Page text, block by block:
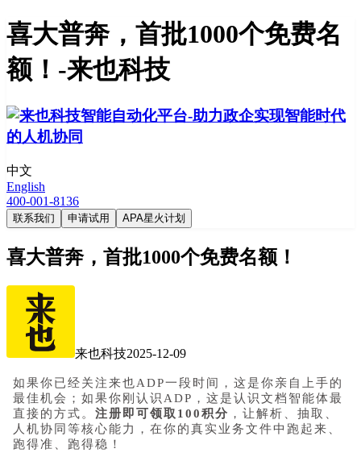
喜大普奔，首批1000个免费名
额！-来也科技
中文
English
400-001-8136
联系我们 申请试用 APA星火计划
喜大普奔，首批1000个免费名额！
来也科技2025-12-09
如果你已经关注来也ADP一段时间，这是你亲自上手的
最佳机会；如果你刚认识ADP，这是认识文档智能体最
直接的方式。 注册即可领取100积分 ，让解析、抽取、
人机协同等核心能力，在你的真实业务文件中跑起来、
跑得准、跑得稳！